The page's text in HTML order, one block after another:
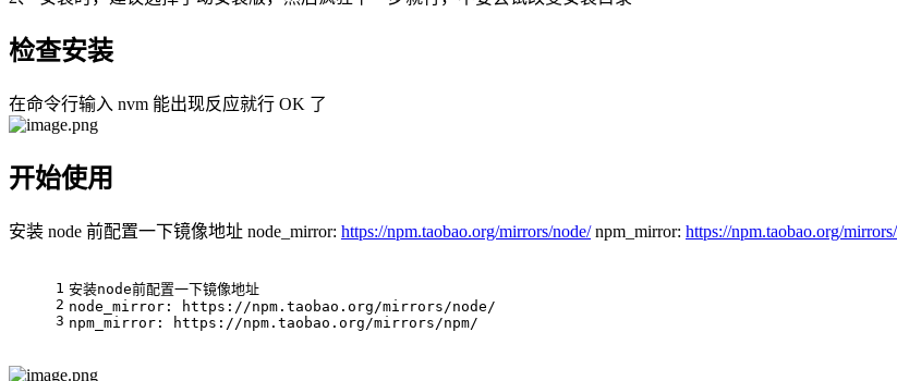
检查安装
在命令行输入 nvm 能出现反应就行 OK 了
开始使用
安装 node 前配置一下镜像地址 node_mirror: https://npm.taobao.org/mirrors/node/npm_mirror: https://npm.taobao.org/
1
2
3
安装node前配置一下镜像地址
node_mirror : https : //npm.taobao.org/mirrors/node/
npm_mirror : https : //npm.taobao.org/mirrors/npm/